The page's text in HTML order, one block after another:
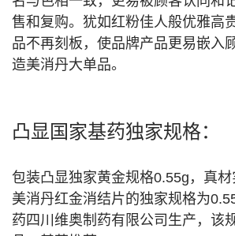
售和复购。犹如红粉佳人般优雅高
品不再刻板，使品牌产品更易嵌入
造美消丹大单品。
凸显国家基药独家规格：
包装凸显独家黄金规格0.55g，真材
美消丹红金消结片的独家规格为
药四川维奥制药有限公司生产，该